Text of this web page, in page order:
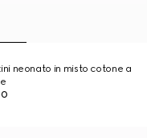
neonato in misto cotone a